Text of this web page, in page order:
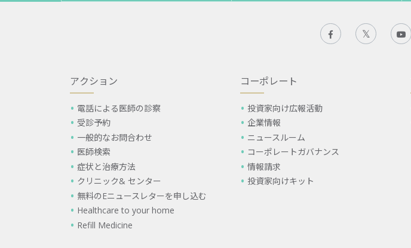
アクション
電話による医師の診察
受診予約
一般的なお問合わせ
医師検索
症状と治療方法
クリニック& センター
無料のEニュースレターを申し込む
Healthcare to your home
Refill Medicine
コーポレート
投資家向け広報活動
企業情報
ニュースルーム
コーポレートガバナンス
情報請求
投資家向けキット